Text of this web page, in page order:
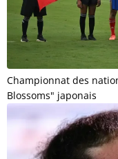
Championnat des
Blossoms" japonais